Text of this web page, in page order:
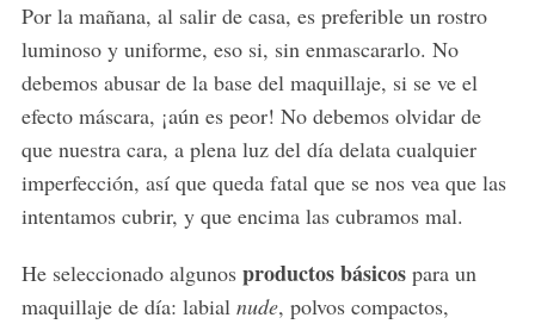
Por la mañana, al salir de casa, es preferible un rostro
luminoso y uniforme, eso si, sin enmascararlo. No
debemos abusar de la base del maquillaje, si se ve el
efecto máscara, ¡aún es peor! No debemos olvidar de
que nuestra cara, a plena luz del día delata cualquier
imperfección, así que queda fatal que se nos vea que las
intentamos cubrir, y que encima las cubramos mal.
He seleccionado algunos productos básicospara un
maquillaje de día: labial nude, polvos compactos,